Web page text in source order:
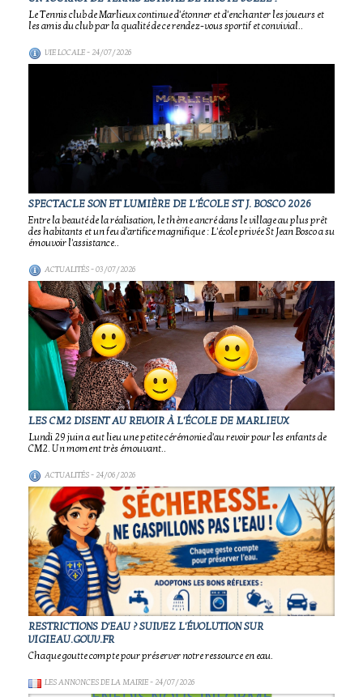
Le Tennis club de Marlieux continue d'étonner et d'enchanter les joueurs et
les amis du club par la qualité de ce rendez-vous sportif et convivial..
VIE LOCALE- 24/07/2026
SPECTACLE SON ET LUMIÈRE DE L'ÉCOLE ST J. BOSCO 2026
Entre la beauté de la réalisation, le thème ancré dans le village au plus prêt
des habitants et un feu d'artifice magnifique : L'école privée St Jean Bosco a su
émouvoir l'assistance..
ACTUALITÉS- 03/07/2026
LES CM2 DISENT AU REVOIR À L'ÉCOLE DE MARLIEUX
Lundi 29 juin a eut lieu une petite cérémonie d'au revoir pour les enfants de
CM2. Un moment très émouvant..
ACTUALITÉS- 24/06/2026
RESTRICTIONS D'EAU ? SUIVEZ L'ÉVOLUTION SUR
VIGIEAU.GOUV.FR
Chaque goutte compte pour préserver notre ressource en eau.
LES ANNONCES DE LA MAIRIE- 24/07/2026